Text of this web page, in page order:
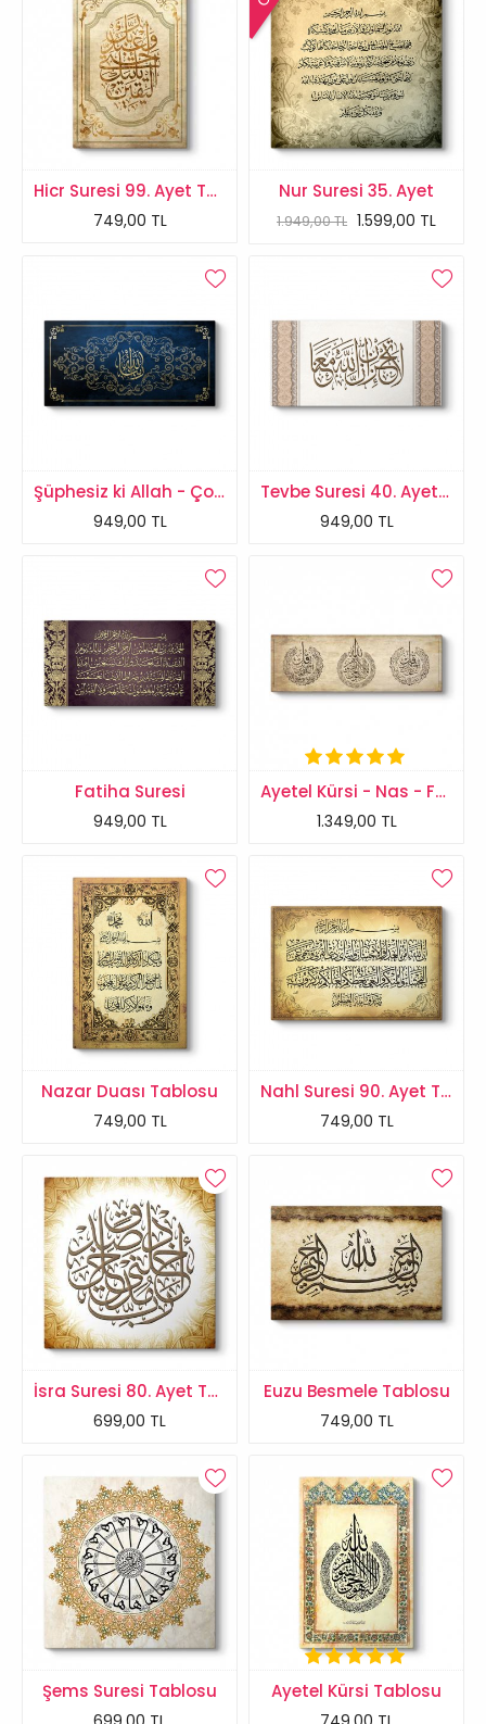
Hicr Suresi 99. Ayet Tablosu
749,00 TL
Nur Suresi 35. Ayet
1.949,00 TL 1.599,00 TL
Şüphesiz ki Allah - Çok Kuvvetlidir - Mutlak Güç Sahibidir
949,00 TL
Tevbe Suresi 40. Ayet Tablosu
949,00 TL
Fatiha Suresi
949,00 TL
Ayetel Kürsi - Nas - Felak Suresi Tablosu
1.349,00 TL
Nazar Duası Tablosu
749,00 TL
Nahl Suresi 90. Ayet Tablosu
749,00 TL
İsra Suresi 80. Ayet Tablosu
699,00 TL
Euzu Besmele Tablosu
749,00 TL
Şems Suresi Tablosu Ayetel Kürsi Tablosu